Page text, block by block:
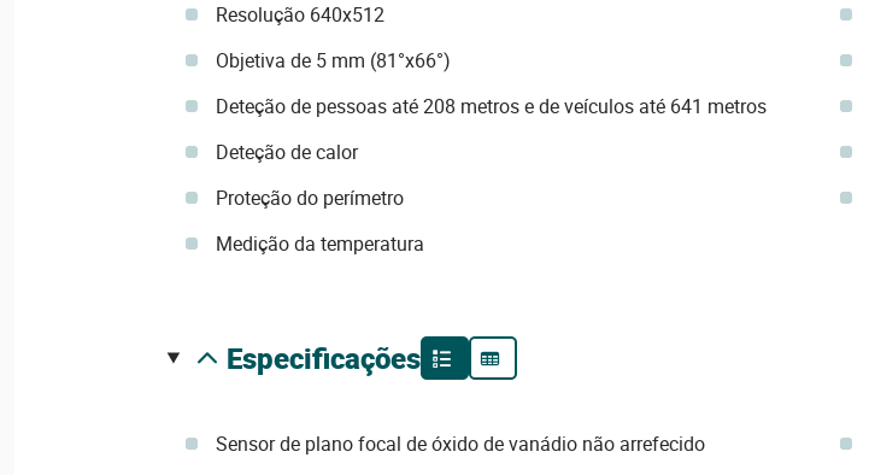
Resolução 640x512
Objetiva de 5 mm (81°x66°)
Deteção de pessoas até 208 metros e de veículos até 641 metros
Deteção de calor
Proteção do perímetro
Medição da temperatura
especificações
Sensor de plano focal de óxido de vanádio não arrefecido